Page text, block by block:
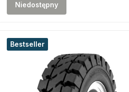
Niedostępny
Bestseller